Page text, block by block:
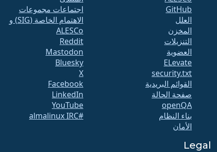
GitHub
العلل
المخزن
التنزيلات
العضوية
ELevate
security.txt
القوائم البريدية
صفحة الحالة
openQA
بناء النظام
الأمان
اجتماعات مجموعات
الاهتمام الخاصة (SIG) و
ALESCo
Reddit
Mastodon
Bluesky
X
Facebook
LinkedIn
YouTube
#almalinux IRC
Legal